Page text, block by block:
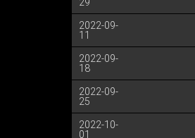
2022-09-
11
2022-09-
18
2022-09-
25
2022-10-
01